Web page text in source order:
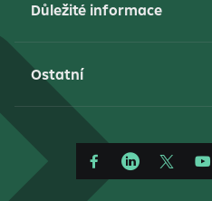
Důležité informace
Ostatní